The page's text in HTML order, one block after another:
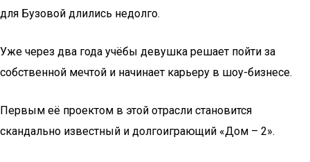
для Бузовой длились недолго.
Уже через два года учёбы девушка решает пойти за
собственной мечтой и начинает карьеру в шоу-бизнесе.
Первым её проектом в этой отрасли становится
скандально известный и долгоиграющий «Дом – 2».